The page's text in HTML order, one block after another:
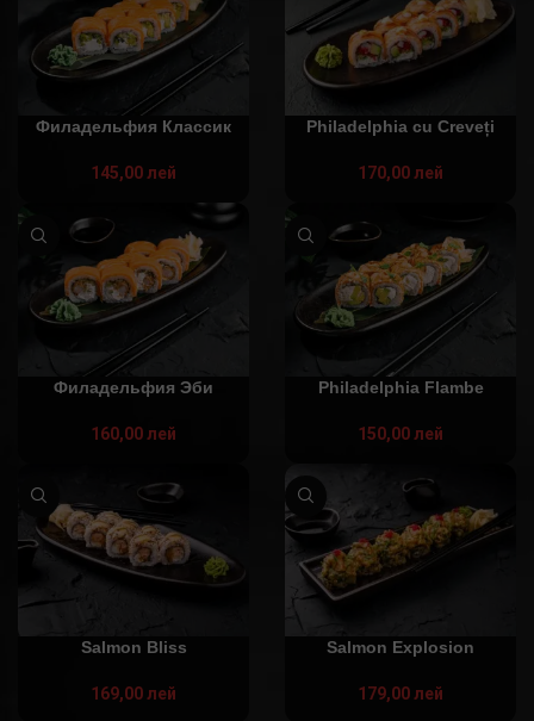
Филадельфия Классик
145,00лей
Philadelphia cu Creveți
170,00лей
Филадельфия Эби
160,00лей
Philadelphia Flambe
150,00лей
Salmon Bliss
169,00лей
Salmon Explosion
179,00лей